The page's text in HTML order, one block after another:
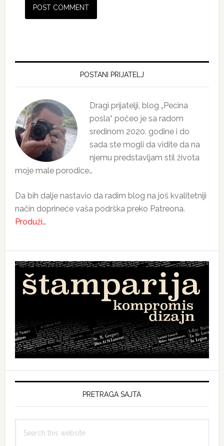
Primary
POSTANI PRIJATELJ
Dragi prijatelji, blog „Pecina
posla“ počeo je sa radom
sredinom 2020. godine i do
sada ste mogli da vidite da na
njemu predstavljam stil života
moje male porodice…
Da bih dalje nastavio da radim blog na još kvalitetniji
način doprineće vaša podrška preko Patreona.
Produži…
PRETRAGA SAJTA
this